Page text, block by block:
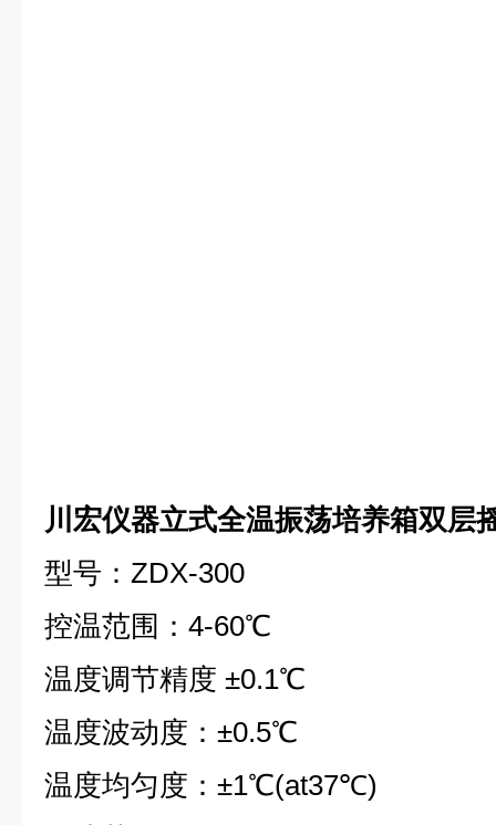
川宏仪器立式全温振荡培养箱双层
型号：ZDX-300
控温范围：4-60℃
温度调节精度 ±0.1℃
温度波动度：±0.5℃
温度均匀度：±1℃(at37℃)